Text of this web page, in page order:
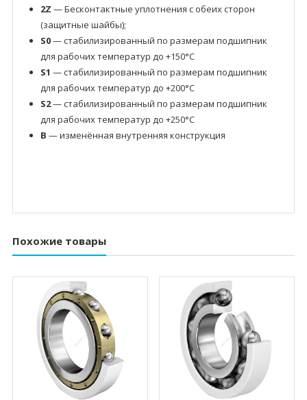
2Z — Бесконтактные уплотнения с обеих сторон
(защитные шайбы);
S0— стабилизированный по размерам подшипник
для рабочих температур до +150°C
S1 — стабилизированный по размерам подшипник
для рабочих температур до +200°C
S2— стабилизированный по размерам подшипник
для рабочих температур до +250°C
B — изменённая внутренняя конструкция
Похожие товары